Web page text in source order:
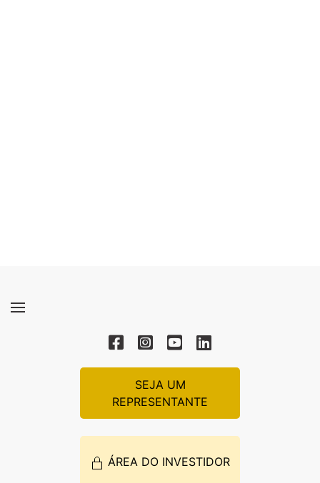
SEJA UM
REPRESENTANTE
ÁREA DO INVESTIDOR